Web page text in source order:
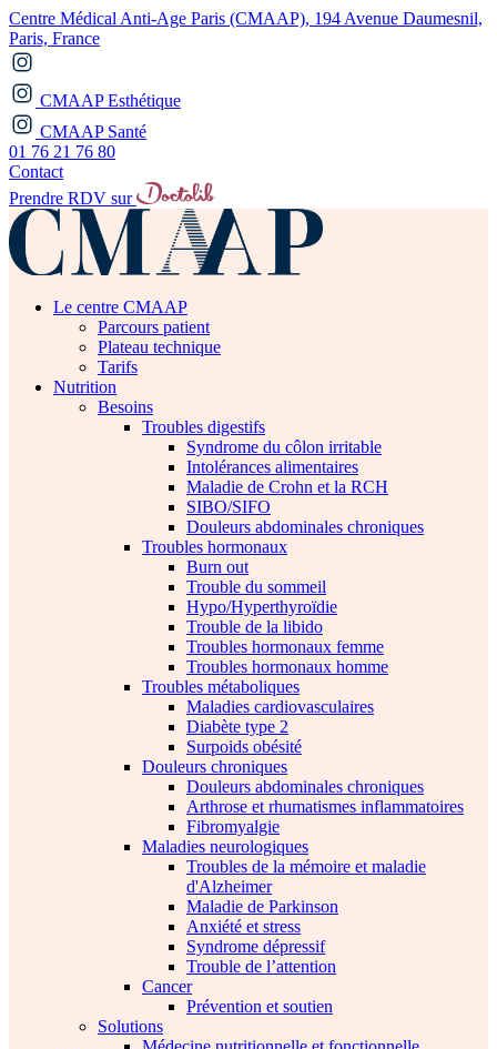
Centre Médical Anti-Age Paris (CMAAP), 194 Avenue Daumesnil,
Paris, France
CMAAP Esthétique
CMAAP Santé
01 76 21 76 80
Contact
Prendre RDV sur
Le centre CMAAP
Parcours patient
Plateau technique
Tarifs
Nutrition
Besoins
Troubles digestifs
Syndrome du côlon irritable
Intolérances alimentaires
Maladie de Crohn et la RCH
SIBO/SIFO
Douleurs abdominales chroniques
Troubles hormonaux
Burn out
Trouble du sommeil
Hypo/Hyperthyroïdie
Trouble de la libido
Troubles hormonaux femme
Troubles hormonaux homme
Troubles métaboliques
Maladies cardiovasculaires
Diabète type 2
Surpoids obésité
Douleurs chroniques
Douleurs abdominales chroniques
Arthrose et rhumatismes inflammatoires
Fibromyalgie
Maladies neurologiques
Troubles de la mémoire et maladie
d'Alzheimer
Maladie de Parkinson
Anxiété et stress
Syndrome dépressif
Trouble de l’attention
Cancer
Prévention et soutien
Solutions